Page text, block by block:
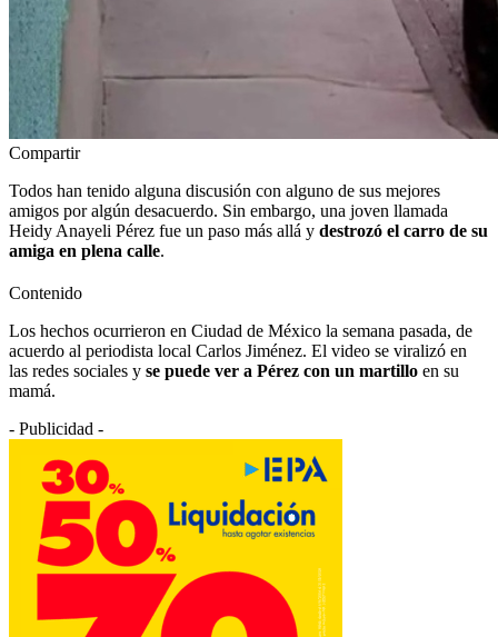
Compartir
Todos han tenido alguna discusión con alguno de sus mejores
amigos por algún desacuerdo. Sin embargo, una joven llamada
Heidy Anayeli Pérez fue un paso más allá y destrozó el carro de su
amiga en plena calle.
Contenido
Los hechos ocurrieron en Ciudad de México la semana pasada, de
acuerdo al periodista local Carlos Jiménez. El video se viralizó en
las redes sociales y se puede ver a Pérez con un martillo en su
mamá.
- Publicidad -